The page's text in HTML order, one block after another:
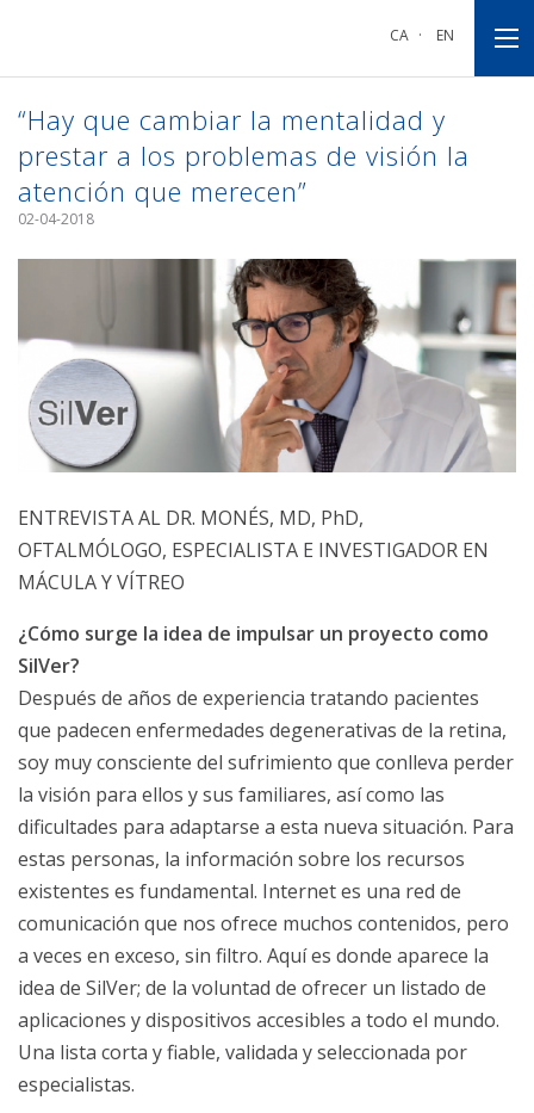
CA · EN
“Hay que cambiar la mentalidad y
prestar a los problemas de visión la
atención que merecen”
02-04-2018
ENTREVISTA AL DR. MONÉS, MD, PhD,
OFTALMÓLOGO, ESPECIALISTA E INVESTIGADOR EN
MÁCULA Y VÍTREO
¿Cómo surge la idea de impulsar un proyecto como
SilVer?
Después de años de experiencia tratando pacientes
que padecen enfermedades degenerativas de la retina,
soy muy consciente del sufrimiento que conlleva perder
la visión para ellos y sus familiares, así como las
dificultades para adaptarse a esta nueva situación. Para
estas personas, la información sobre los recursos
existentes es fundamental. Internet es una red de
comunicación que nos ofrece muchos contenidos, pero
a veces en exceso, sin filtro. Aquí es donde aparece la
idea de SilVer; de la voluntad de ofrecer un listado de
aplicaciones y dispositivos accesibles a todo el mundo.
Una lista corta y fiable, validada y seleccionada por
especialistas.